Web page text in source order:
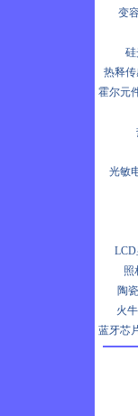
变
热释
霍尔元
光敏
照
陶
火
蓝牙芯